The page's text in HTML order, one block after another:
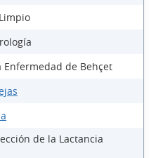
de Behçet
de la Lactancia